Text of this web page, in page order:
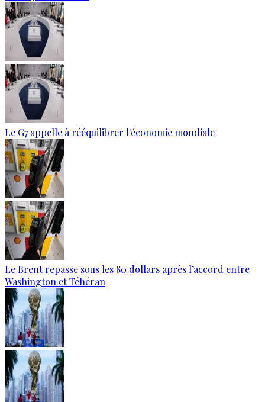
Le G7 appelle à rééquilibrer l'économie mondiale
Le Brent repasse sous les 80 dollars après l’accord entre
Washington et Téhéran